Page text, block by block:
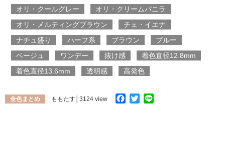
オリ・クールグレー
オリ・クリームバニラ
オリ・メルティングブラウン
チェ・イエナ
ナチュ盛り
ハーフ系 ブラウン
ブルー
ベージュ
ワンデー 抜け感
着色直径12.8mm
着色直径13.6mm
透明感 高発色
全色まとめ ももたす │3124 view Facebook
Twitter